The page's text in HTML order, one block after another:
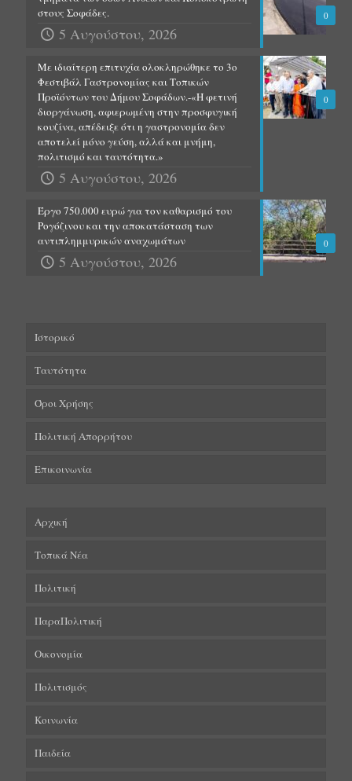
0
στους Σοφάδες.
5 Αυγούστου, 2026
0
Με ιδιαίτερη επιτυχία ολοκληρώθηκε το 3ο
Φεστιβάλ Γαστρονομίας και Τοπικών
Προϊόντων του Δήμου Σοφάδων.-«Η φετινή
διοργάνωση, αφιερωμένη στην προσφυγική
κουζίνα, απέδειξε ότι η γαστρονομία δεν
αποτελεί μόνο γεύση, αλλά και μνήμη,
πολιτισμό και ταυτότητα.»
5 Αυγούστου, 2026
0
Έργο 750.000 ευρώ για τον καθαρισμό του
Ρογόζινου και την αποκατάσταση των
αντιπλημμυρικών αναχωμάτων
5 Αυγούστου, 2026
Ιστορικό
Ταυτότητα
Όροι Χρήσης
Πολιτική Απορρήτου
Επικοινωνία
Αρχική
Τοπικά Νέα
Πολιτική
ΠαραΠολιτική
Οικονομία
Πολιτισμός
Κοινωνία
Παιδεία